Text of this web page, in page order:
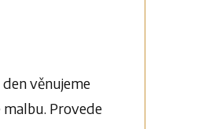
den věnujeme
Provede